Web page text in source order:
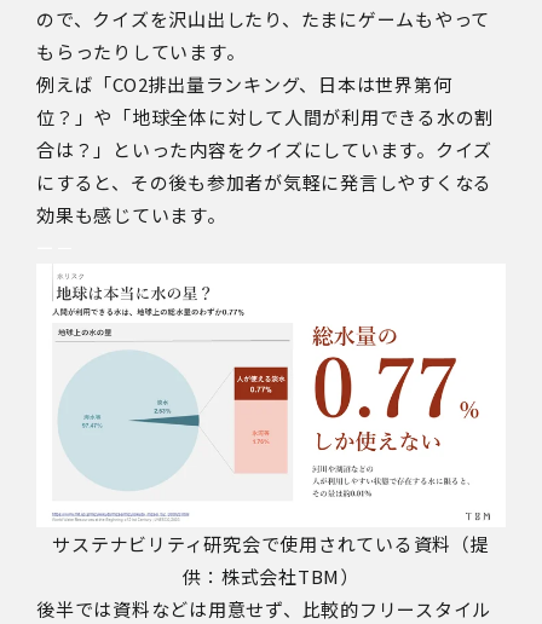
ので、クイズを沢山出したり、たまにゲームもやって
もらったりしています。
例えば「CO2排出量ランキング、日本は世界第何
位？」や「地球全体に対して人間が利用できる水の割
合は？」といった内容をクイズにしています。クイズ
にすると、その後も参加者が気軽に発言しやすくなる
効果も感じています。
サステナビリティ研究会で使用されている資料（提
供：株式会社TBM）
後半では資料などは用意せず、比較的フリースタイル